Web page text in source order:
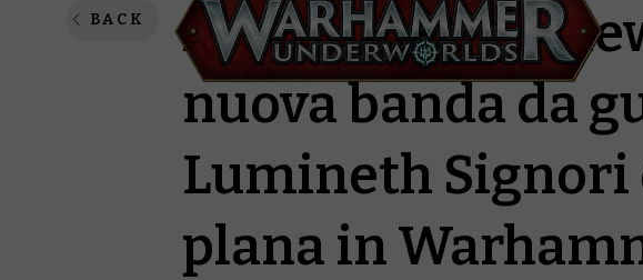
BACK
AdeptiCon
nuova banda da
Lumineth Signori
plana in